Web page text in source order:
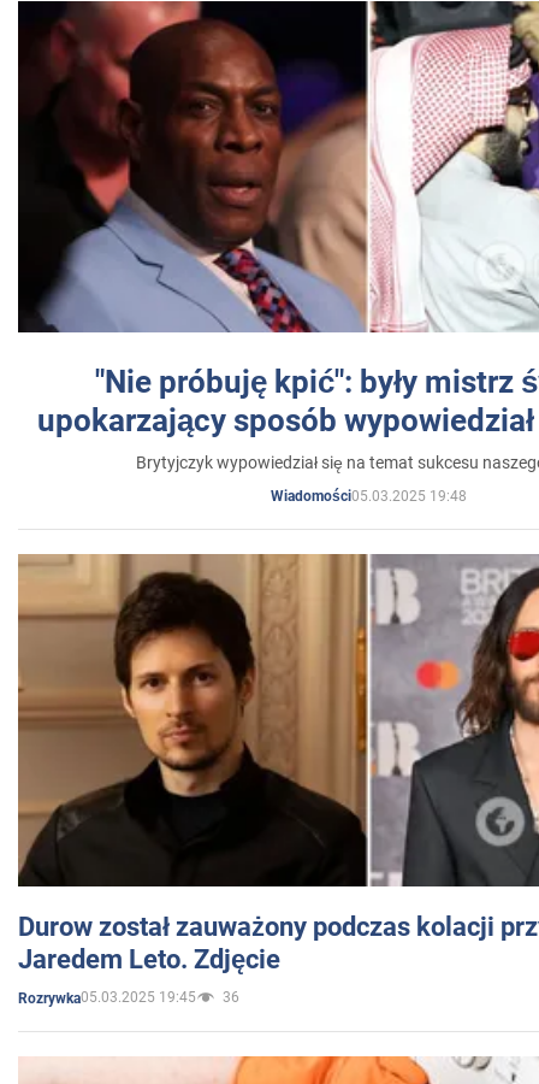
"Nie próbuję kpić": były mistrz
upokarzający sposób
Brytyjczyk wypowiedział się na temat sukcesu
Wiadomości05.03.2025 19:48
Durow został zauważony podczas kolacji
Jaredem Leto. Zdjęcie
Rozrywka05.03.2025 19:45 36